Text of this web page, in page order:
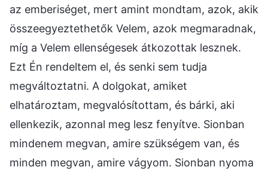
az emberiséget, mert amint mondtam, azok, akik
összeegyeztethetők Velem, azok megmaradnak,
míg a Velem ellenségesek átkozottak lesznek.
Ezt Én rendeltem el, és senki sem tudja
megváltoztatni. A dolgokat, amiket
elhatároztam, megvalósítottam, és bárki, aki
ellenkezik, azonnal meg lesz fenyítve. Sionban
mindenem megvan, amire szükségem van, és
minden megvan, amire vágyom. Sionban nyoma